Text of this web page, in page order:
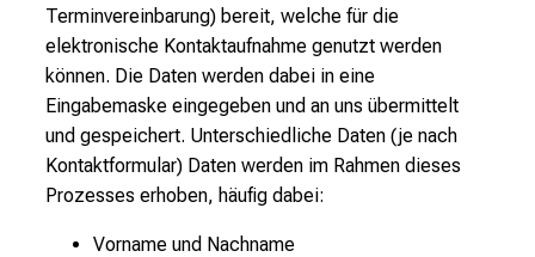
Terminvereinbarung) bereit, welche für die
elektronische Kontaktaufnahme genutzt werden
können. Die Daten werden dabei in eine
Eingabemaske eingegeben und an uns übermittelt
und gespeichert. Unterschiedliche Daten (je nach
Kontaktformular) Daten werden im Rahmen dieses
Prozesses erhoben, häufig dabei:
Vorname und Nachname